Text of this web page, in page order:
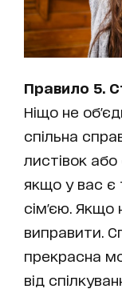
Правило 5.
Ніщо не
спільна
листівок або
якщо у вас є
сім'єю. Якщо
виправити.
прекрасна
від